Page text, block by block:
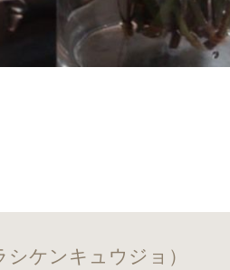
ケンキュウジョ）